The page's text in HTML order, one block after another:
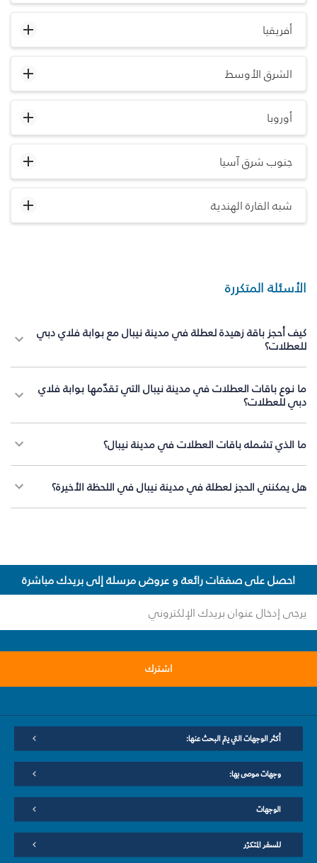
أفريقيا
الشرق الأوسط
أوروبا
جنوب شرق آسيا
شبه القارة الهندية
الأسئلة المتكررة
كيف أحجز باقة زهيدة لعطلة في مدينة نيبال مع بوابة فلاي دبي
للعطلات؟
ما نوع باقات العطلات في مدينة نيبال التي تقدّمها بوابة فلاي
دبي للعطلات؟
ما الذي تشمله باقات العطلات في مدينة نيبال؟
هل يمكنني الحجز لعطلة في مدينة نيبال في اللحظة الأخيرة؟
احصل على صفقات رائعة و عروض مرسلة إلى بريدك مباشرة
اشترك
أكثر الوجهات التي يتم البحث عنها:
وجهات موصى بها:
الوجهات
للسفر المتكرّر